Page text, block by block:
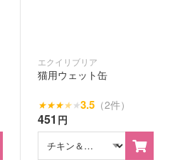
エクイリブリア
猫用ウェット缶
★★★★★3.5（2件）
451 円